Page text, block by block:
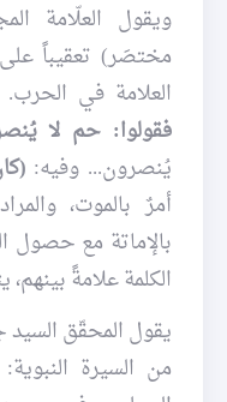
مختصَر) تعقيباً على
العلامة في
فقولوا: حم لا
يُنصرون... وفيه:
أمرٌ بالموت،
بالإماتة مع حصول
الكلمة علامةً
يقول المحقّق